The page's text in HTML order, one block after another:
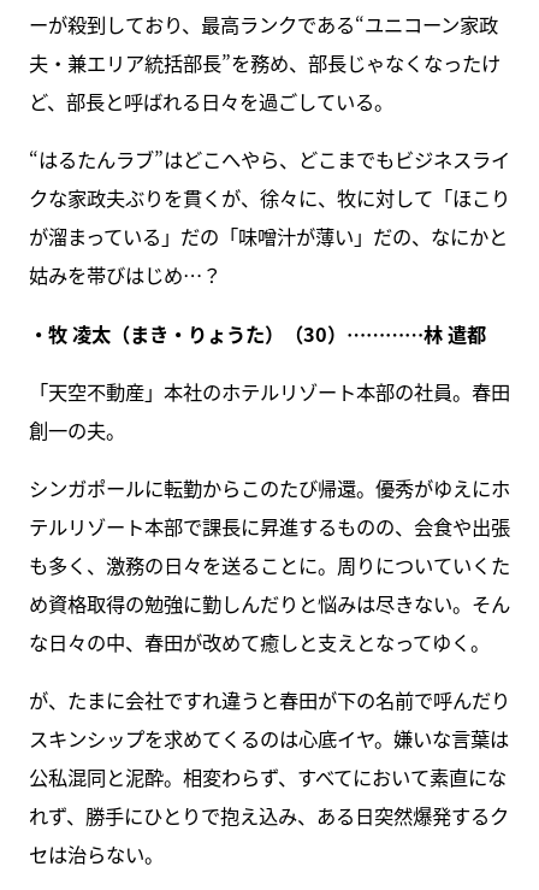
ーが殺到しており、最高ランクである“ユニコーン家政
夫・兼エリア統括部長”を務め、部長じゃなくなったけ
ど、部長と呼ばれる日々を過ごしている。
“はるたんラブ”はどこへやら、どこまでもビジネスライ
クな家政夫ぶりを貫くが、徐々に、牧に対して「ほこり
が溜まっている」だの「味噌汁が薄い」だの、なにかと
姑みを帯びはじめ…？
・牧 凌太（まき・りょうた）（30）…………林 遣都
「天空不動産」本社のホテルリゾート本部の社員。春田
創一の夫。
シンガポールに転勤からこのたび帰還。優秀がゆえにホ
テルリゾート本部で課長に昇進するものの、会食や出張
も多く、激務の日々を送ることに。周りについていくた
め資格取得の勉強に勤しんだりと悩みは尽きない。そん
な日々の中、春田が改めて癒しと支えとなってゆく。
が、たまに会社ですれ違うと春田が下の名前で呼んだり
スキンシップを求めてくるのは心底イヤ。嫌いな言葉は
公私混同と泥酔。相変わらず、すべてにおいて素直にな
れず、勝手にひとりで抱え込み、ある日突然爆発するク
セは治らない。